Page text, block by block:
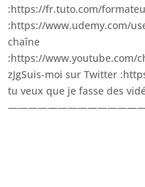
:https://fr.tuto.com/
:https://www.udemy.com/
chaîne
:https://www.youtube.com/
zJgSuis-moi sur Twitter
tu veux que je fasse des